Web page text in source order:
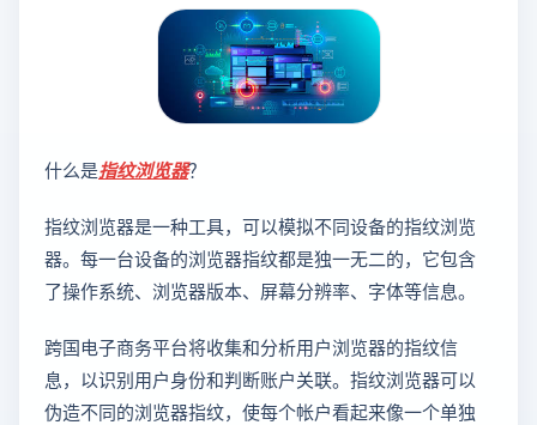
什么是指纹浏览器？
指纹浏览器是一种工具，可以模拟不同设备的指纹浏览
器。每一台设备的浏览器指纹都是独一无二的，它包含
了操作系统、浏览器版本、屏幕分辨率、字体等信息。
跨国电子商务平台将收集和分析用户浏览器的指纹信
息，以识别用户身份和判断账户关联。指纹浏览器可以
伪造不同的浏览器指纹，使每个帐户看起来像一个单独